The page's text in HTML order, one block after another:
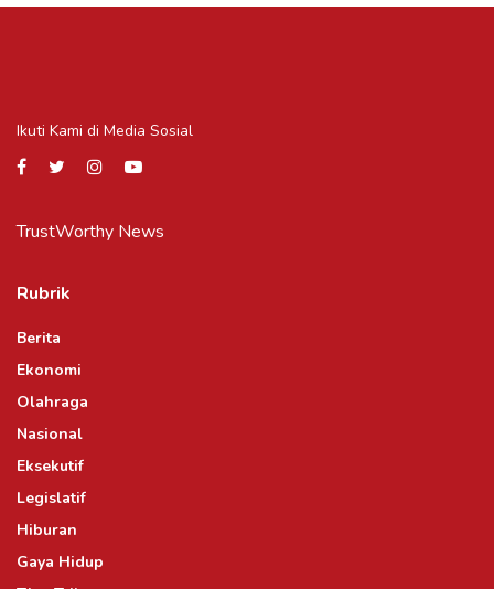
Ikuti Kami di Media Sosial
TrustWorthy News
Rubrik
Berita
Ekonomi
Olahraga
Nasional
Eksekutif
Legislatif
Hiburan
Gaya Hidup